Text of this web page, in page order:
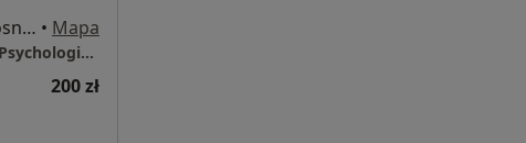
Generała Władysława Andersa 15, Sosnowiec • Mapa
Kanwa Gabinet Psychoterapii i Pomocy Psychologicznej
200 zł